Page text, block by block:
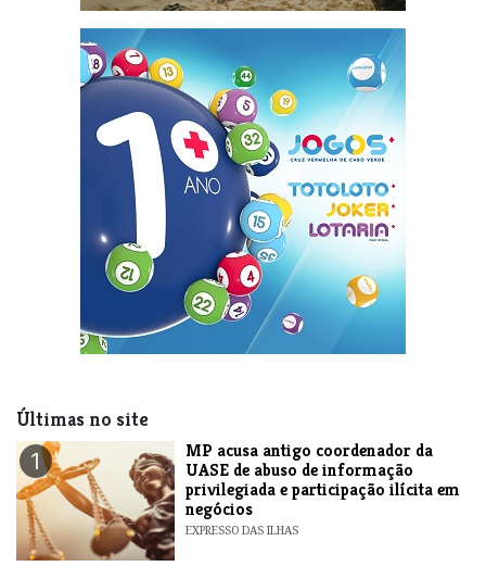
Últimas no site
1
MP acusa antigo coordenador da
UASE de abuso de informação
privilegiada e participação ilícita em
negócios
EXPRESSO DAS ILHAS